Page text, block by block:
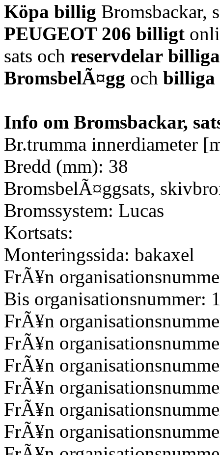
Köpa billig Bromsbackar,
PEUGEOT 206 billigt
sats och reservdelar
BromsbelÃ¤gg och billiga
Info om Bromsbackar,
Br.trumma innerdiameter
Bredd (mm): 38
BromsbelÃ¤ggsats,
Bromssystem: Lucas
Kortsats:
Monteringssida: bakaxel
FrÃ¥n
Bis organisationsnummer:
FrÃ¥n
FrÃ¥n
FrÃ¥n
FrÃ¥n
FrÃ¥n
FrÃ¥n